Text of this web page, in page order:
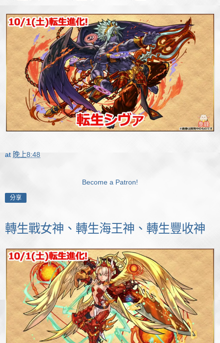
at 晚上8:48
Become a Patron!
分享
轉生戰女神、轉生海王神、轉生豐收神